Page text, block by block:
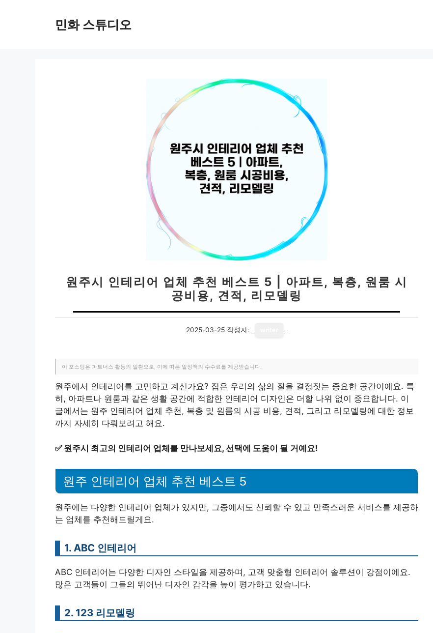
민화 스튜디오
원주시 인테리어 업체 추천 베스트 5 | 아파트, 복층, 원룸 시
공비용, 견적, 리모델링
2025-03-25 작성자:
이 포스팅은 파트너스 활동의 일환으로, 이에 따른 일정액의 수수료를 제공받습니다.
원주에서 인테리어를 고민하고 계신가요? 집은 우리의 삶의 질을 결정짓는 중요한 공간이에요. 특
히, 아파트나 원룸과 같은 생활 공간에 적합한 인테리어 디자인은 더할 나위 없이 중요합니다. 이
글에서는 원주 인테리어 업체 추천, 복층 및 원룸의 시공 비용, 견적, 그리고 리모델링에 대한 정보
까지 자세히 다뤄보려고 해요.
✅ 원주시 최고의 인테리어 업체를 만나보세요, 선택에 도움이 될 거예요!
원주 인테리어 업체 추천 베스트 5
원주에는 다양한 인테리어 업체가 있지만, 그중에서도 신뢰할 수 있고 만족스러운 서비스를 제공하
는 업체를 추천해드릴게요.
1. ABC 인테리어
ABC 인테리어는 다양한 디자인 스타일을 제공하며, 고객 맞춤형 인테리어 솔루션이 강점이에요.
많은 고객들이 그들의 뛰어난 디자인 감각을 높이 평가하고 있습니다.
2. 123 리모델링